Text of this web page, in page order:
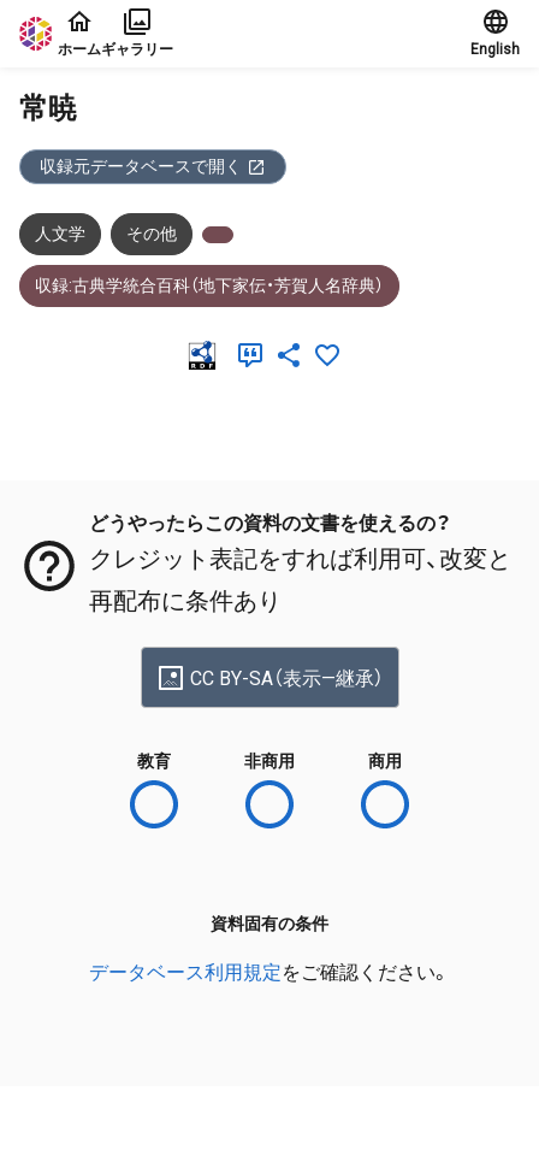
本文に飛ぶ
ホームギャラリー English
常暁
収録元データベースで開く
人文学 その他
収録:古典学統合百科（地下家伝・芳賀人名辞典）
どうやったらこの資料の文書を使えるの？
クレジット表記をすれば利用可、改変と
再配布に条件あり
CC BY-SA（表示—継承）
教育 非商用 商用
資料固有の条件
データベース利用規定をご確認ください。